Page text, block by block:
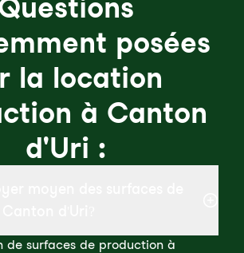
posées
la location
à Canton
d'Uri :
de surfaces de production à